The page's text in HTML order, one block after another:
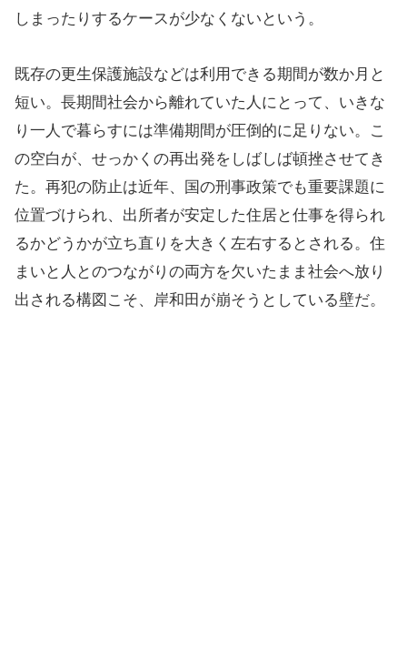
しまったりするケースが少なくないという。
既存の更生保護施設などは利用できる期間が数か月と
短い。長期間社会から離れていた人にとって、いきな
り一人で暮らすには準備期間が圧倒的に足りない。こ
の空白が、せっかくの再出発をしばしば頓挫させてき
た。再犯の防止は近年、国の刑事政策でも重要課題に
位置づけられ、出所者が安定した住居と仕事を得られ
るかどうかが立ち直りを大きく左右するとされる。住
まいと人とのつながりの両方を欠いたまま社会へ放り
出される構図こそ、岸和田が崩そうとしている壁だ。